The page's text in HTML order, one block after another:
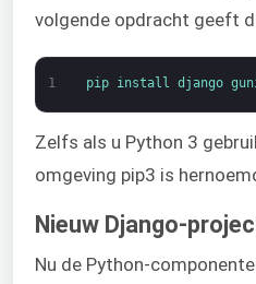
volgende opdracht geeft
1 pip install django
Zelfs als u Python 3
omgeving pip3 is
Nieuw Django-
Nu de Python-